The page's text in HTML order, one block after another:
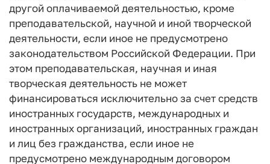
другой оплачиваемой деятельностью, кроме
преподавательской, научной и иной творческой
деятельности, если иное не предусмотрено
законодательством Российской Федерации. При
этом преподавательская, научная и иная
творческая деятельность не может
финансироваться исключительно за счет средств
иностранных государств, международных и
иностранных организаций, иностранных граждан
и лиц без гражданства, если иное не
предусмотрено международным договором